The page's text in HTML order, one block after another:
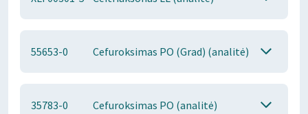
55653-0 Cefuroksimas PO (Grad) (analitė)
35783-0 Cefuroksimas PO (analitė)